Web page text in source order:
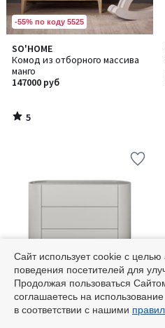
-55% по коду 5525
SO'HOME
Комод из отборного массива
манго
147000 руб
5
/
5
5
/
-55% по коду 5525
SO'HOME
Комод 3 ящика из шпона
Сайт использует cookie с целью
поведения посетителей для
Продолжая пользоваться
соглашаетесь на
в соответствии с нашими